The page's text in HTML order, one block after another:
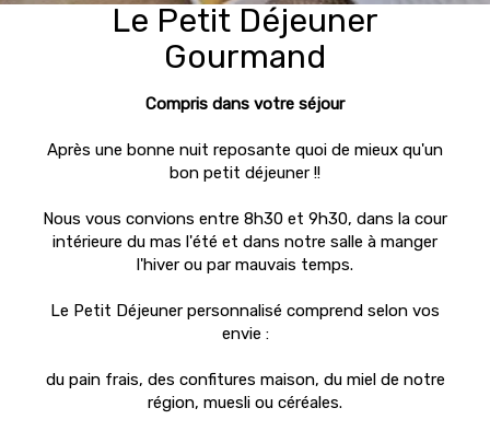
Le Petit Déjeuner
Gourmand
Compris dans votre séjour
Après une bonne nuit reposante quoi de mieux qu'un
bon petit déjeuner !!
Nous vous convions entre 8h30 et 9h30, dans la cour
intérieure du mas l'été et dans notre salle à manger
l'hiver ou par mauvais temps.
Le Petit Déjeuner personnalisé comprend selon vos
envie :
du pain frais, des confitures maison, du miel de notre
région, muesli ou céréales.